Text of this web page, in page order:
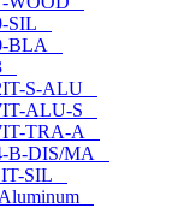
SIL
BLA
S-ALU
ALU-S
TRA-A
B-DIS/MA
SIL